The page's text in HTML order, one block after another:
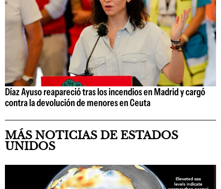
Díaz Ayuso reapareció tras los incendios en Madrid y cargó
contra la devolución de menores en Ceuta
MÁS NOTICIAS DE ESTADOS
UNIDOS